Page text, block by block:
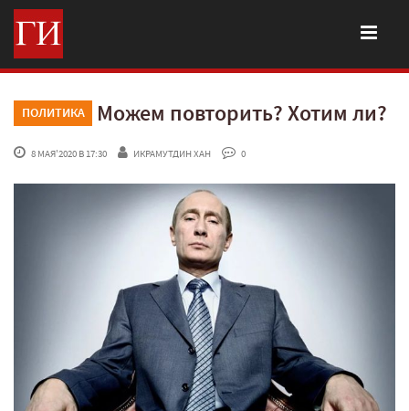
ПОЛИТИКА Можем повторить? Хотим ли?
8 МАЯ'2020 В 17:30 ИКРАМУТДИН ХАН 0